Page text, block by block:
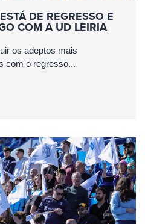
DE REGRESSO E
COM A UD LEIRIA
os adeptos mais
com o regresso...